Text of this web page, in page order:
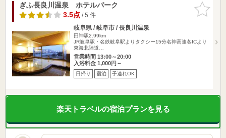
お気に入
りに追加
ぎふ長良川温泉 ホテルパーク
3.5点/ 5 件
岐阜県 / 岐阜市 / 長良川温泉
田神駅2.99km
JR岐阜駅・名鉄岐阜駅よりタクシー15分名神高速各ICより
東海北陸道…
営業時間 13:00～20:00
入浴料金 1,000円～
日帰り 宿泊 子連れOK
楽天トラベルの宿泊プランを見る